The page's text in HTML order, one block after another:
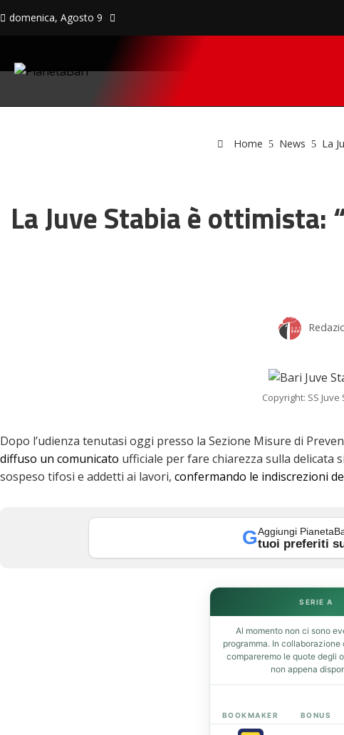
domenica, Agosto 9
Home News La
La Juve Stabia è ottimista:
Copyright: SS Juve
Dopo l’udienza tenutasi oggi presso la Sezione Misure di
diffuso un comunicato ufficiale per fare chiarezza sulla delicata
sospeso tifosi e addetti ai lavori, confermando le indiscrezioni
GAggiungi
tuoi preferiti
SERIE A
Al momento non ci sono
programma. In collaborazione
compareremo le quote degli
non appena
BOOKMAKER BONUS